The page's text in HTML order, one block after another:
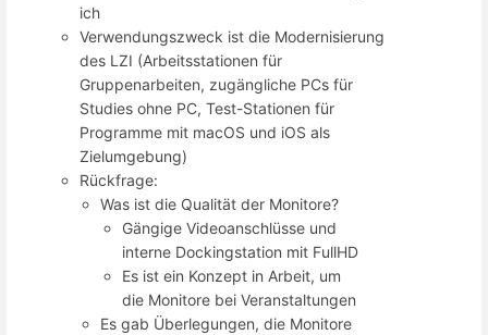
ich
Verwendungszweck ist die Modernisierung
des LZI (Arbeitsstationen für
Gruppenarbeiten, zugängliche PCs für
Studies ohne PC, Test-Stationen für
Programme mit macOS und iOS als
Zielumgebung)
Rückfrage:
Was ist die Qualität der Monitore?
Gängige Videoanschlüsse und
interne Dockingstation mit FullHD
Es ist ein Konzept in Arbeit, um
die Monitore bei Veranstaltungen
Es gab Überlegungen, die Monitore